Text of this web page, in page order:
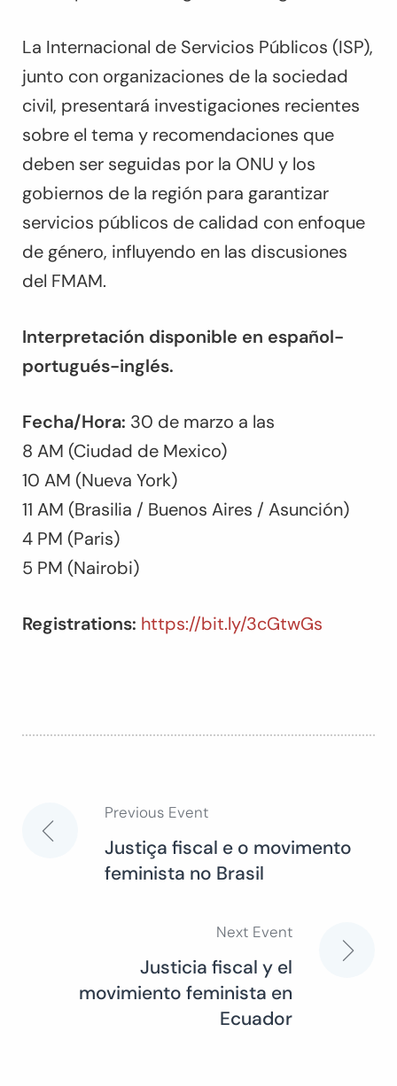
La Internacional de Servicios Públicos (ISP),
junto con organizaciones de la sociedad
civil, presentará investigaciones recientes
sobre el tema y recomendaciones que
deben ser seguidas por la ONU y los
gobiernos de la región para garantizar
servicios públicos de calidad con enfoque
de género, influyendo en las discusiones
del FMAM.
Interpretación disponible en español-
portugués-inglés.
Fecha/Hora: 30 de marzo a las
8 AM (Ciudad de Mexico)
10 AM (Nueva York)
11 AM (Brasilia / Buenos Aires / Asunción)
4 PM (Paris)
5 PM (Nairobi)
Registrations: https://bit.ly/3cGtwGs
Post
navigation
Previous Event
Justiça fiscal e o movimento
feminista no Brasil
Next Event
Justicia fiscal y el
movimiento feminista en
Ecuador